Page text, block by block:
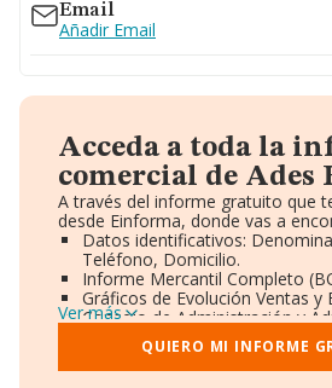
Email
Añadir Email
Acceda a toda la
comercial de Ades
A través del informe gratuito que
desde Einforma, donde vas a
Datos identificativos:
Teléfono, Domicilio.
Informe Mercantil Completo
Gráficos de Evolución Ventas y
Consejo de Administración y
Directivos y Ejecutivos.
Accionistas.
Participaciones y
Ver más
QUIERO MI INFORME